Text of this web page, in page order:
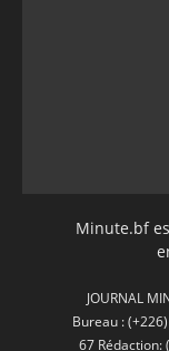
Minute.bf
JOURNAL
Bureau :
67 Rédaction: